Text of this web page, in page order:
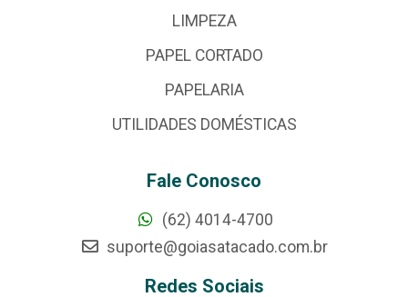
LIMPEZA
PAPEL CORTADO
PAPELARIA
UTILIDADES DOMÉSTICAS
Fale Conosco
(62) 4014-4700
suporte@goiasatacado.com.br
Redes Sociais